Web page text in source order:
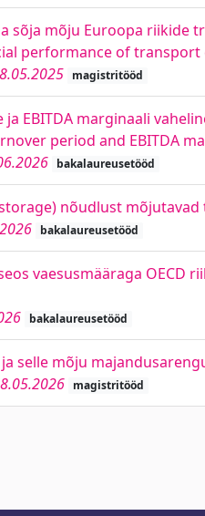
sõja mõju Euroopa riikide
performance of
magistritööd
ja EBITDA marginaali
period and EBITDA
bakalaureusetööd
nõudlust
bakalaureusetööd
vaesusmääraga OECD
bakalaureusetööd
selle mõju
magistritööd